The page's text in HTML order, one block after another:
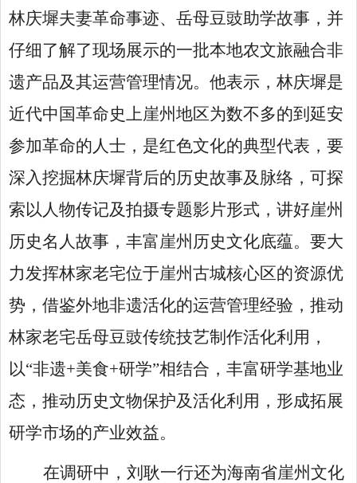
林庆墀夫妻革命事迹、岳母豆豉助学故事，并
仔细了解了现场展示的一批本地农文旅融合非
遗产品及其运营管理情况。他表示，林庆墀是
近代中国革命史上崖州地区为数不多的到延安
参加革命的人士，是红色文化的典型代表，要
深入挖掘林庆墀背后的历史故事及脉络，可探
索以人物传记及拍摄专题影片形式，讲好崖州
历史名人故事，丰富崖州历史文化底蕴。要大
力发挥林家老宅位于崖州古城核心区的资源优
势，借鉴外地非遗活化的运营管理经验，推动
林家老宅岳母豆豉传统技艺制作活化利用，
以“非遗+美食+研学”相结合，丰富研学基地业
态，推动历史文物保护及活化利用，形成拓展
研学市场的产业效益。
在调研中，刘耿一行还为海南省崖州文化